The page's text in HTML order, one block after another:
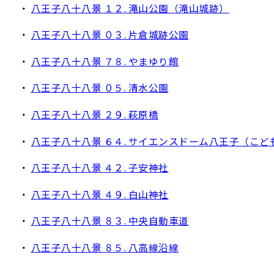
・ 八王子八十八景 １２. 滝山公園（滝山城跡）
・ 八王子八十八景 ０３. 片倉城跡公園
・ 八王子八十八景 ７８. やまゆり館
・ 八王子八十八景 ０５. 清水公園
・ 八王子八十八景 ２９. 萩原橋
・ 八王子八十八景 ６４. サイエンスドーム八王子（こど
・ 八王子八十八景 ４２. 子安神社
・ 八王子八十八景 ４９. 白山神社
・ 八王子八十八景 ８３. 中央自動車道
・ 八王子八十八景 ８５. 八高線沿線